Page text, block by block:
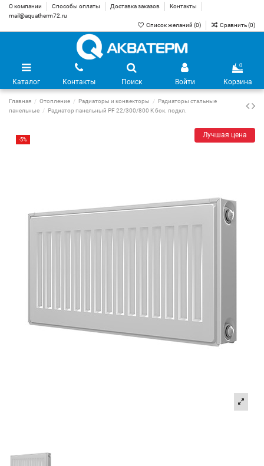
О компании Способы оплаты Доставка заказов
Контакты
mail@aquatherm72.ru
Список желаний (0) Сравнить (0)
Каталог Контакты Поиск Войти
0
Корзина
Главная Отопление Радиаторы и конвекторы
Радиаторы стальные
панельные
Радиатор панельный PF 22/300/800 K бок. подкл.
-5%
Лучшая цена